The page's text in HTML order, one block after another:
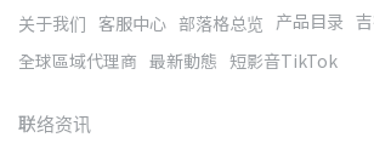
关于我们 客服中心 部落格总览 产品目录
全球區域代理商 最新動態 短影音TikTok
联络资讯